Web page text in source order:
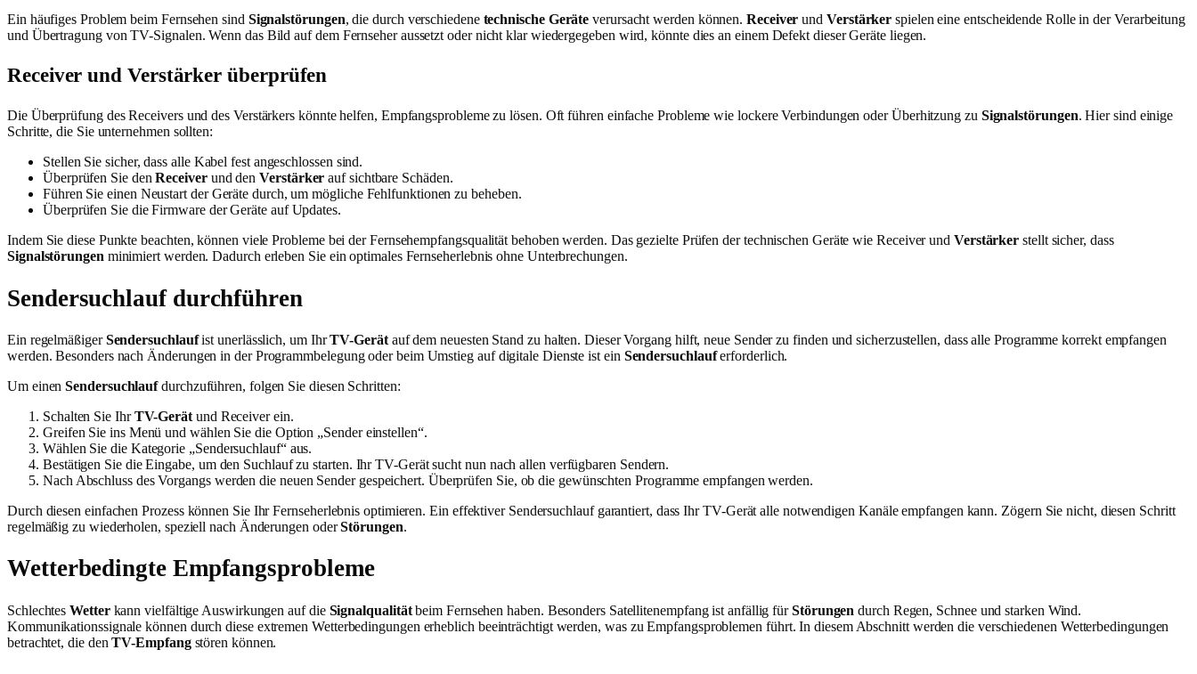
Ein häufiges Problem beim Fernsehen sind Signalstörungen, die durch verschiedene technische Geräte verursacht werden können.Receiver undVerstärker spielen eine entscheidende Rolle in der Verarbeitung
und Übertragung von TV-Signalen. Wenn das Bild auf dem Fernseher aussetzt oder nicht klar wiedergegeben wird, könnte dies an einem Defekt dieser Geräte liegen.
Receiver und Verstärker überprüfen
Die Überprüfung des Receivers und des Verstärkers könnte helfen, Empfangsprobleme zu lösen. Oft führen einfache Probleme wie lockere Verbindungen oder Überhitzung zu Signalstörungen. Hier sind einige
Schritte, die Sie unternehmen sollten:
Stellen Sie sicher, dass alle Kabel fest angeschlossen sind.
Überprüfen Sie denReceiverund denVerstärker auf sichtbare Schäden.
Führen Sie einen Neustart der Geräte durch, um mögliche Fehlfunktionen zu beheben.
Überprüfen Sie die Firmware der Geräte auf Updates.
Indem Sie diese Punkte beachten, können viele Probleme bei der Fernsehempfangsqualität behoben werden. Das gezielte Prüfen der technischen Geräte wie Receiver und Verstärker stellt sicher, dass
Signalstörungen minimiert werden. Dadurch erleben Sie ein optimales Fernseherlebnis ohne Unterbrechungen.
Sendersuchlauf durchführen
Ein regelmäßigerSendersuchlaufist unerlässlich, um IhrTV-Gerätauf dem neuesten Stand zu halten. Dieser Vorgang hilft, neue Sender zu finden und sicherzustellen, dass alle Programme korrekt empfangen
werden. Besonders nach Änderungen in der Programmbelegung oder beim Umstieg auf digitale Dienste ist ein Sendersuchlauferforderlich.
Um einenSendersuchlaufdurchzuführen, folgen Sie diesen Schritten:
Schalten Sie IhrTV-Gerät und Receiver ein.
Greifen Sie ins Menü und wählen Sie die Option „Sender einstellen“.
Wählen Sie die Kategorie „Sendersuchlauf“ aus.
Bestätigen Sie die Eingabe, um den Suchlauf zu starten. Ihr TV-Gerät sucht nun nach allen verfügbaren Sendern.
Nach Abschluss des Vorgangs werden die neuen Sender gespeichert. Überprüfen Sie, ob die gewünschten Programme empfangen werden.
Durch diesen einfachen Prozess können Sie Ihr Fernseherlebnis optimieren. Ein effektiver Sendersuchlauf garantiert, dass Ihr TV-Gerät alle notwendigen Kanäle empfangen kann. Zögern Sie nicht, diesen Schritt
regelmäßig zu wiederholen, speziell nach Änderungen oderStörungen.
Wetterbedingte Empfangsprobleme
SchlechtesWetterkann vielfältige Auswirkungen auf die Signalqualitätbeim Fernsehen haben. Besonders Satellitenempfang ist anfällig fürStörungen durch Regen, Schnee und starken Wind.
Kommunikationssignale können durch diese extremen Wetterbedingungen erheblich beeinträchtigt werden, was zu Empfangsproblemen führt. In diesem Abschnitt werden die verschiedenen Wetterbedingungen
betrachtet, die denTV-Empfangstören können.